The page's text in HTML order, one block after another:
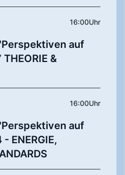
16:00Uhr
auf
&
16:00Uhr
auf
ENERGIE,